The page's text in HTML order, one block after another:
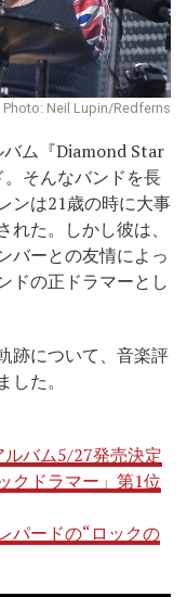
Photo: Neil Lupin/Redferns
ム『Diamond Star
そんなバンドを長
ンは21歳の時に大事
た。しかし彼は、
バーとの友情によっ
ドの正ドラマーとし
跡について、音楽評
た。
バム5/27発売決定
クドラマー」第1位
パードの“ロックの